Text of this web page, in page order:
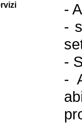
-
-
-
-